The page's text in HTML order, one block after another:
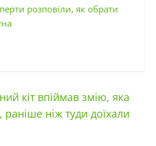
розповіли, як обрати
кіт впіймав змію, яка
раніше ніж туди доїхали